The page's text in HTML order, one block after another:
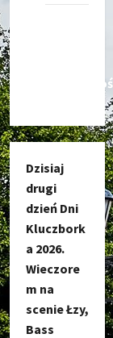
Dzisiaj
drugi
dzień Dni
Kluczbork
a 2026.
Wieczore
m na
scenie Łzy,
Bass